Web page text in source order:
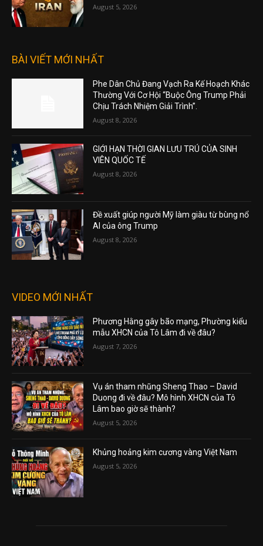
August 5, 2026
BÀI VIẾT MỚI NHẤT
Phe Dân Chủ Đang Vạch Ra Kế Hoạch Khác
Thường Với Cơ Hội “Buộc Ông Trump Phải
Chịu Trách Nhiệm Giải Trình”.
August 8, 2026
GIỚI HẠN THỜI GIAN LƯU TRÚ CỦA SINH
VIÊN QUỐC TẾ
August 8, 2026
Đề xuất giúp người Mỹ làm giàu từ bùng nổ
AI của ông Trump
August 8, 2026
VIDEO MỚI NHẤT
Phương Hằng gây bão mạng, Phường kiểu
mẫu XHCN của Tô Lâm đi về đâu?
August 7, 2026
Vụ án tham nhũng Sheng Thao – David
Duong đi về đâu? Mô hình XHCN của Tô
Lâm bao giờ sẽ thành?
August 5, 2026
Khủng hoảng kim cương vàng Việt Nam
August 5, 2026